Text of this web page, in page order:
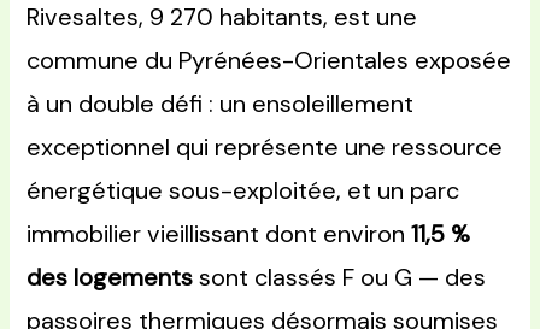
Rivesaltes, 9 270 habitants, est une
commune du Pyrénées-Orientales exposée
à un double défi : un ensoleillement
exceptionnel qui représente une ressource
énergétique sous-exploitée, et un parc
immobilier vieillissant dont environ11,5 %
des logementssont classés F ou G — des
passoires thermiques désormais soumises